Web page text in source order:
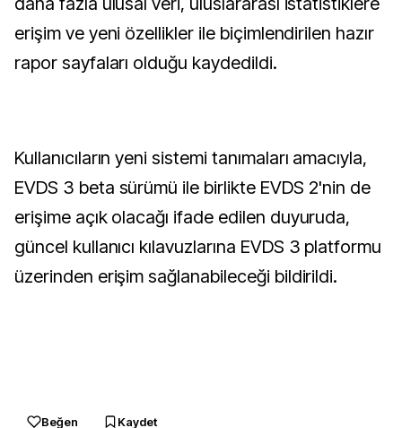
erişim ve yeni özellikler ile biçimlendirilen hazır
rapor sayfaları olduğu kaydedildi.
Kullanıcıların yeni sistemi tanımaları amacıyla,
EVDS 3 beta sürümü ile birlikte EVDS 2'nin de
erişime açık olacağı ifade edilen duyuruda,
güncel kullanıcı kılavuzlarına EVDS 3 platformu
üzerinden erişim sağlanabileceği bildirildi.
Beğen Kaydet